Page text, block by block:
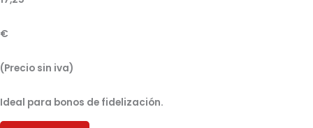
€
(Precio sin iva)
Ideal para bonos de fidelización.